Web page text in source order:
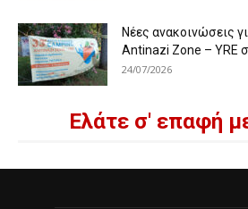
Νέες ανακοινώσεις
Antinazi Zone – YRE
24/07/2026
Ελάτε σ' επαφή